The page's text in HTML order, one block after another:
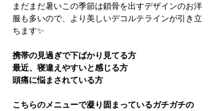
まだまだ暑いこの季節は鎖骨を出すデザインのお洋
服も多いので、より美しいデコルテラインが引き立
ちます✨
携帯の見過ぎで下ばかり見てる方
最近、寝違えやすいと感じる方
頭痛に悩まされている方
こちらのメニューで凝り固まっているガチガチの